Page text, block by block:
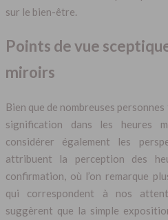
sur le bien-être.
Points de vue
miroirs
Bien que de nombreuses
signification dans les heures
considérer également les
attribuent la perception des
confirmation, où l’on remarque
qui correspondent à nos
suggèrent que la simple